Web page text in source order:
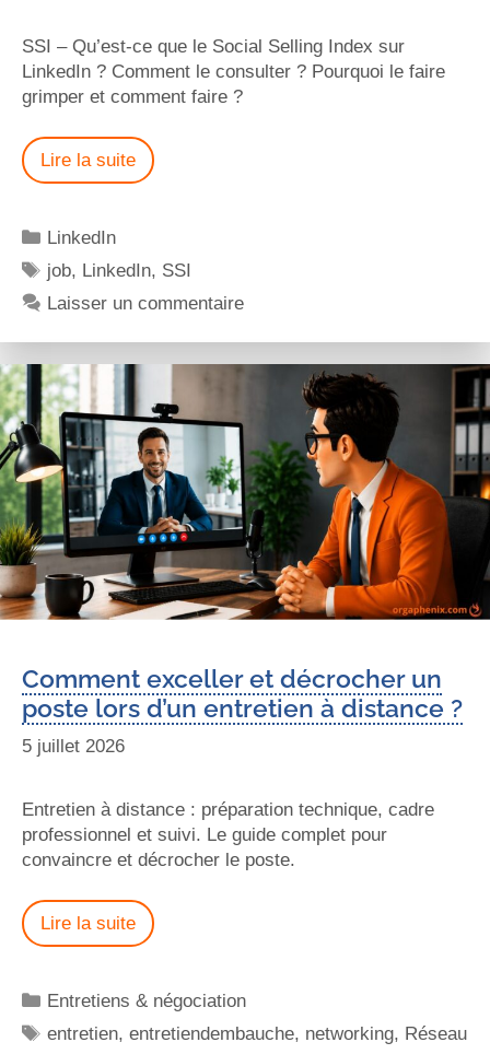
SSI – Qu’est-ce que le Social Selling Index sur
LinkedIn ? Comment le consulter ? Pourquoi le faire
grimper et comment faire ?
Lire la suite
LinkedIn
job, LinkedIn, SSI
Laisser un commentaire
Comment exceller et décrocher un
poste lors d’un entretien à distance ?
5 juillet 2026
Entretien à distance : préparation technique, cadre
professionnel et suivi. Le guide complet pour
convaincre et décrocher le poste.
Lire la suite
Entretiens & négociation
entretien,entretiendembauche, networking, Réseau